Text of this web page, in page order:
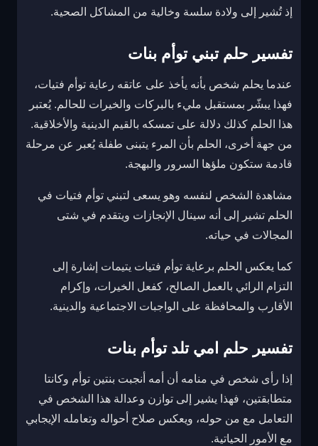
إذ تُشير إلى ولادة سلسة وخالية من المشاكل الصحية.
تفسير حلم تبني توأم بنات
عندما يحلم شخص بأنه يأخذ على عاتقه رعاية توأم فتيات،
فهذا يبشّر بمستقبل مليء بالبركات والخيرات للحالم. يُعتبر
هذا الحلم كذلك دلالة على تمسكه بالقيم الدينية والأخلاقية.
من جهة أخرى، الحلم بأن المرء يتبنى طفلة يُعبر عن مرحلة
قادمة ستكون ملؤها السرور والبهجة.
مشاهدة الشخص لنفسه وهو يسعى لتبني توأم فتيات في
الحلم تشير إلى أنه سينال الإنجازات ويتقدم في شتى
المجالات في حياته.
كما يعكس الحلم برعاية توأم فتيات يتيمات إشارة إلى
التزام الرائي بالعمل الصالح، كفعل الخيرات، وإكرام
الأقارب والمحافظة على الواجبات الاجتماعية والدينية.
تفسير حلم امي تلد توأم بنات
إذا رأى شخص في منامه أن أمه أنجبت بنتين توأم وكانتا
متطابقتين، فهذا يشير إلى توازن وعدالة هذا الشخص في
التعامل مع من حوله، ويعكس صلاح أحواله وتعامله الإيجابي
مع الأمور الحياتية.